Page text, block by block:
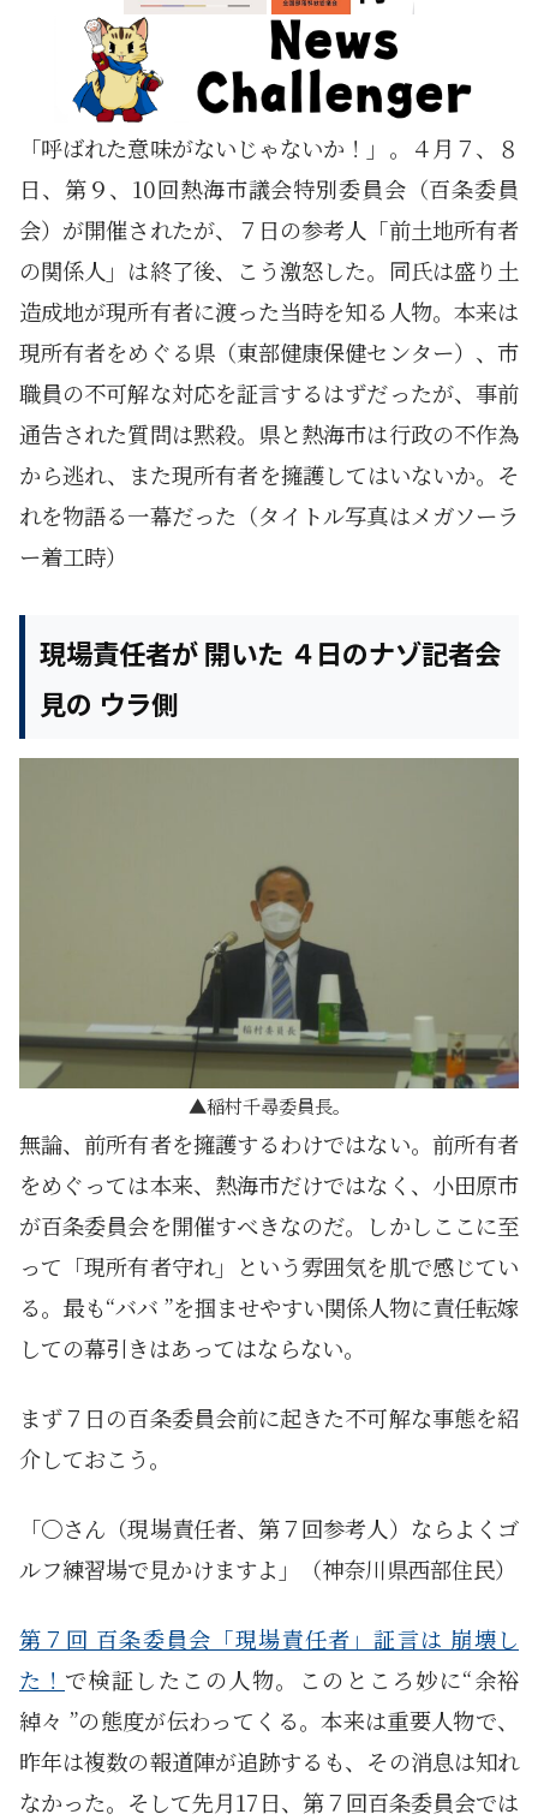
「呼ばれた意味がないじゃないか！」。４月７、８
日、第９、10回熱海市議会特別委員会（百条委員
会）が開催されたが、７日の参考人「前土地所有者
の関係人」は終了後、こう激怒した。同氏は盛り土
造成地が現所有者に渡った当時を知る人物。本来は
現所有者をめぐる県（東部健康保健センター）、市
職員の不可解な対応を証言するはずだったが、事前
通告された質問は黙殺。県と熱海市は行政の不作為
から逃れ、また現所有者を擁護してはいないか。そ
れを物語る一幕だった（タイトル写真はメガソーラ
ー着工時）
現場責任者が 開いた ４日のナゾ記者会
見の ウラ側
稲村千尋委員長。
無論、前所有者を擁護するわけではない。前所有者
をめぐっては本来、熱海市だけではなく、小田原市
が百条委員会を開催すべきなのだ。しかしここに至
って「現所有者守れ」という雰囲気を肌で感じてい
る。最も“ババ ”を掴ませやすい関係人物に責任転嫁
しての幕引きはあってはならない。
まず７日の百条委員会前に起きた不可解な事態を紹
介しておこう。
「〇さん（現場責任者、第７回参考人）ならよくゴ
ルフ練習場で見かけますよ」（神奈川県西部住民）
第７回 百条委員会「現場責任者」証言は 崩壊し
た！ で検証したこの人物。このところ妙に“余裕
綽々 ”の態度が伝わってくる。本来は重要人物で、
昨年は複数の報道陣が追跡するも、その消息は知れ
なかった。そして先月17日、第７回百条委員会では